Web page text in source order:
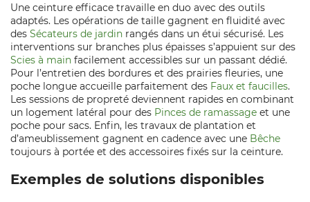
Une ceinture efficace travaille en duo avec des outils
adaptés. Les opérations de taille gagnent en fluidité avec
des Sécateurs de jardin rangés dans un étui sécurisé. Les
interventions sur branches plus épaisses s’appuient sur des
Scies à main facilement accessibles sur un passant dédié.
Pour l’entretien des bordures et des prairies fleuries, une
poche longue accueille parfaitement des Faux et faucilles.
Les sessions de propreté deviennent rapides en combinant
un logement latéral pour des Pinces de ramassage et une
poche pour sacs. Enfin, les travaux de plantation et
d’ameublissement gagnent en cadence avec une Bêche
toujours à portée et des accessoires fixés sur la ceinture.
Exemples de solutions disponibles